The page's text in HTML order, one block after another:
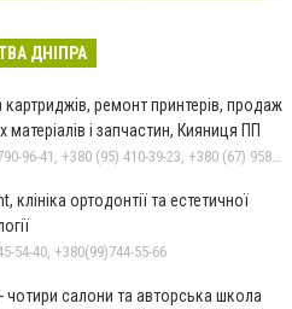
ДНІПРА
картриджів, ремонт принтерів, продаж
матеріалів і запчастин, Кияниця ПП
клініка ортодонтії та естетичної
54-40, +380(99)744-55-66
салони та авторська школа